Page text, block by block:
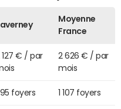
Moyenne
France
127 € / par
2 626 € / par
mois
foyers 1 107 foyers